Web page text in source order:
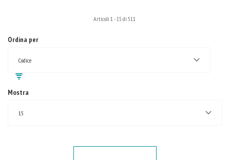
Ordina per
Codice
Articoli 1 -15 di 511
Mostra
15